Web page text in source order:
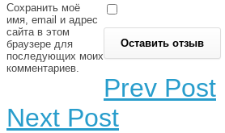
Сохранить моё
имя, email и адрес
сайта в этом
браузере для
последующих моих
комментариев.
Prev Post
Next Post